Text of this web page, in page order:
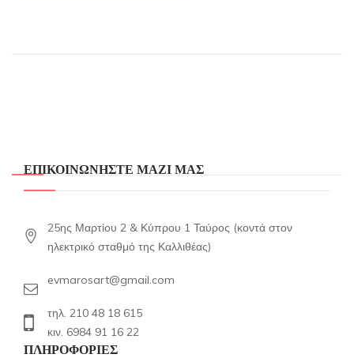
ΕΠΙΚΟΙΝΩΝΗΣΤΕ ΜΑΖΙ ΜΑΣ
25ης Μαρτίου 2 & Κύπρου 1 Ταύρος (κοντά στον
ηλεκτρικό σταθμό της Καλλιθέας)
evmarosart@gmail.com
τηλ. 210 48 18 615
κιν. 6984 91 16 22
ΠΛΗΡΟΦΟΡΙΕΣ